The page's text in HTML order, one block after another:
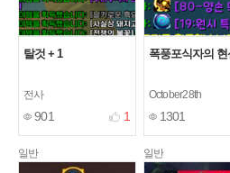
탈것 + 1
전사
901 1
폭풍포식자의 현
October28th
1301
일반 일반